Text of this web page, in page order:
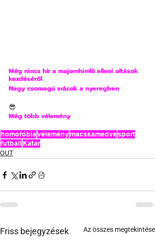
Még nincs hír a majomhimlő elleni oltások
kezdéséről
Nagy csomagú srácok a nyeregben
😎
Még több vélemény
homofóbiavéleménymacskamedvesport
futball Katar
OUT
Friss bejegyzések Az összes megtekintése